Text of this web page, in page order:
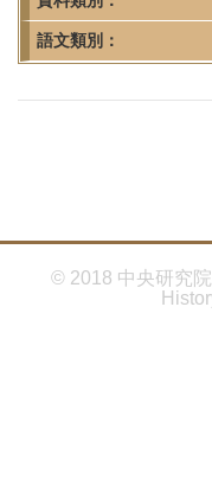
語文類別：
© 2018 中央研究